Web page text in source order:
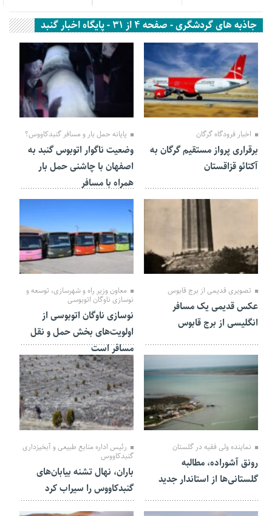
جاذبه های گردشگری - صفحه 4 از 31 - پایگاه اخبار گنبد
08 بهمن 1403
اخبار فرودگاه گرگان
برقراری پرواز مستقیم گرگان به
آکتائو قزاقستان
پایانه حمل بار و مسافر گنبدکاووس؟
وضعیت ناگوار اتوبوس گنبد به
اصفهان با چاشنی حمل بار
همراه با مسافر
09 دی 1403
تصویری قدیمی از برج قابوس
عکس قدیمی یک مسافر
انگلیسی از برج قابوس
معاون وزیر راه و شهرسازی، توسعه و
نوسازی ناوگان اتوبوسی
نوسازی ناوگان اتوبوسی از
اولویت‌های بخش حمل و نقل
مسافر است
نماینده ولی فقیه در گلستان
رونق آشوراده، مطالبه
گلستانی‌ها از استاندار جدید
08 آبان 1403
رئیس اداره منابع طبیعی و آبخیزداری
گنبدکاووس
باران، نهال تشنه بیابان‌های
گنبدکاووس را سیراب کرد